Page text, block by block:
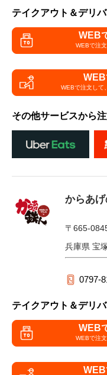
テイクアウト＆デリ
WEB
WEBで注
WEBで注文して、
その他サービスから
からあ
〒665-
兵庫県 宝
0797-
テイクアウト＆デリ
WEB
WEBで注